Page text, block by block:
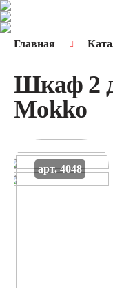
Главная
Шкаф 2
Mokko
арт. 4048